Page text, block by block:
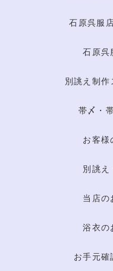
石原呉服
石原呉
別誂え制作
帯〆・
お客様
別誂え
当店の
浴衣の
お手元確